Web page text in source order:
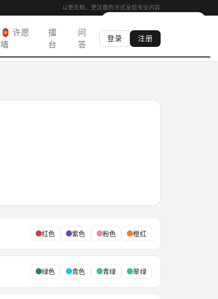
以更克制、更沉稳的方式呈现专业内容
🏮 许愿
墙
擂
台
问
答
登录 注册
红色 紫色 粉色 橙红
绿色 青色 青绿 翠绿